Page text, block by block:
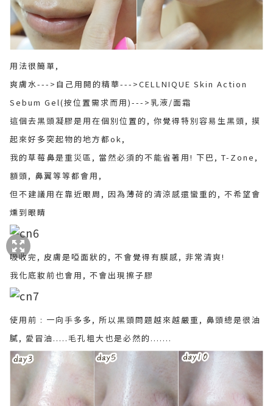
用法很簡單,
爽膚水--->自己用開的精華--->CELLNIQUE Skin Action
Sebum Gel(按位置需求而用)--->乳液/面霜
這個去黑頭凝膠是用在個別位置的, 你覺得特別容易生黑頭, 摸
起來好多突起物的地方都ok,
我的草莓鼻是重災區, 當然必須的不能省著用! 下巴, T-Zone,
額頭, 鼻翼等等都會用,
但不建議用在靠近眼周, 因為薄荷的清涼感還蠻重的, 不希望會
燻到眼睛
吸收完, 皮膚是啞面狀的, 不會覺得有膜感, 非常清爽!
我化底妝前也會用, 不會出現擦子膠
使用前 : 一向手多多, 所以黑頭問題越來越嚴重, 鼻頭總是很油
膩, 愛冒油.....毛孔粗大也是必然的.......